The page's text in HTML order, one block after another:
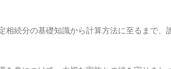
相続分の基礎知識から計算方法に至るまで、